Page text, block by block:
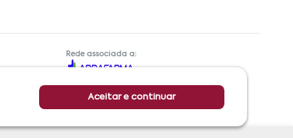
Aceitar e continuar
Rede associada a: